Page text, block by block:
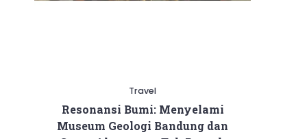
Travel
Resonansi Bumi: Menyelami
Museum Geologi Bandung dan